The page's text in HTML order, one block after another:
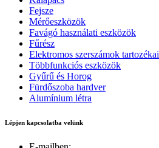
Fejsze
Mérőeszközök
Favágó használati eszközök
Fűrész
Elektromos szerszámok tartozékai
Többfunkciós eszközök
Gyűrű és Horog
Fürdőszoba hardver
Alumínium létra
Lépjen kapcsolatba velünk